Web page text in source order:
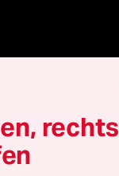
rechts